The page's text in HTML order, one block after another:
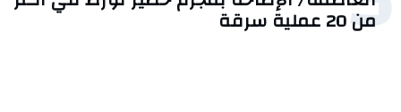
من 20 عملية سرقة